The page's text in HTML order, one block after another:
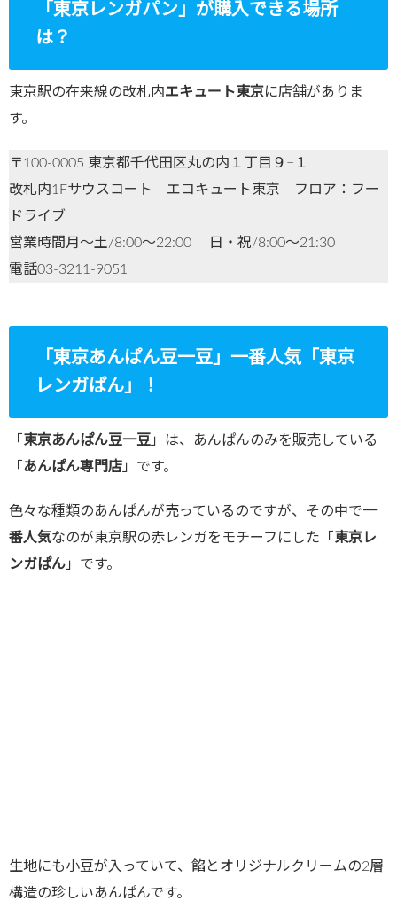
「東京レンガパン」が購入できる場所
は？
東京駅の在来線の改札内エキュート東京に店舗がありま
す。
〒100-0005 東京都千代田区丸の内１丁目９−１
改札内1Fサウスコート エコキュート東京 フロア：フー
ドライブ
営業時間月～土/8:00～22:00 日・祝/8:00～21:30
電話03-3211-9051
「 東京あんぱん豆一豆」一番人気「東京
レンガぱん」！
「 東京あんぱん豆一豆 」は、あんぱんのみを販売している
「 あんぱん専門店 」です。
色々な種類のあんぱんが売っているのですが、その中で一
番人気なのが東京駅の赤レンガをモチーフにした「 東京レ
ンガぱん 」です。
生地にも小豆が入っていて、餡とオリジナルクリームの2層
構造の珍しいあんぱんです。